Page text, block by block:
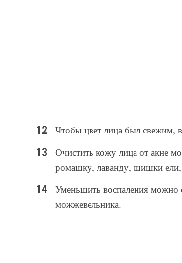
Чтобы цвет лица был свежим,
Очистить кожу лица от акне
ромашку, лаванду, шишки ели,
Уменьшить воспаления можно
можжевельника.